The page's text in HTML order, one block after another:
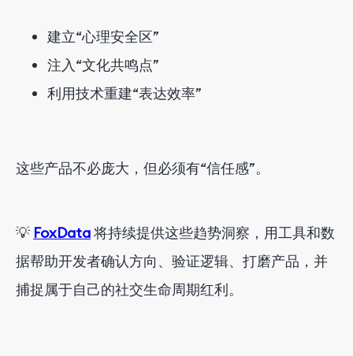
建立“心理安全区”
注入“文化共鸣点”
利用技术重建“表达效率”
这些产品不必庞大，但必须有“信任感”。
💡 FoxData将持续提供这些趋势洞察，用工具和数
据帮助开发者确认方向、验证逻辑、打磨产品，并
捕捉属于自己的社交生命周期红利。